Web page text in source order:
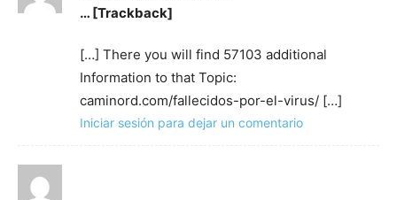
… [Trackback]
[…] There you will find 57103 additional
Information to that Topic:
caminord.com/fallecidos-por-el-virus/ […]
Iniciar sesión para dejar un comentario